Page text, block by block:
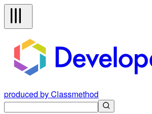
produced by Classmethod